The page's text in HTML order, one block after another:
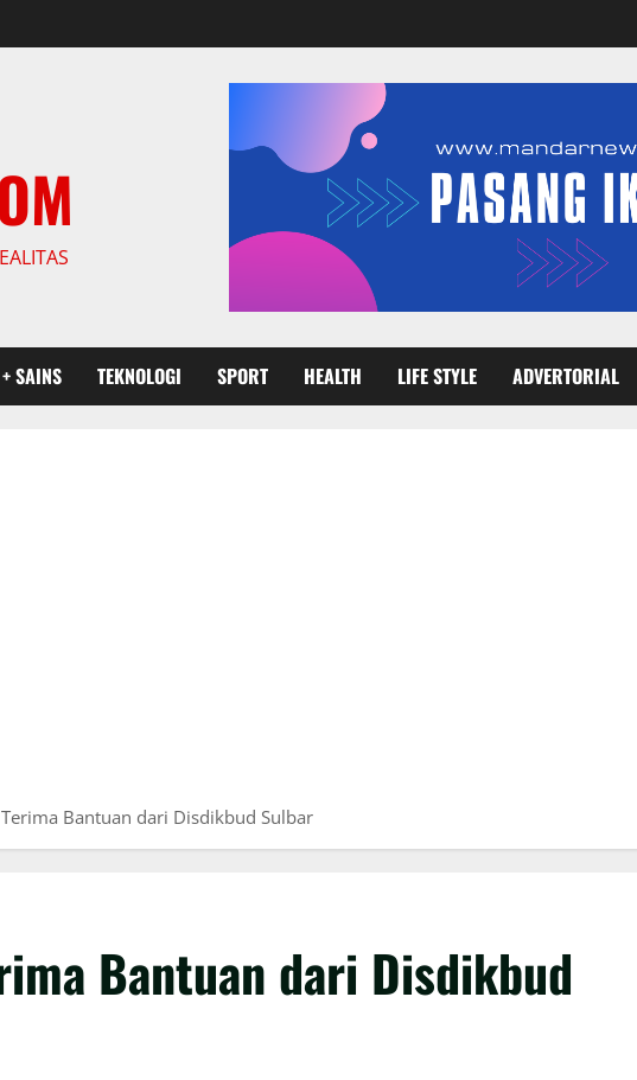
SAINS TEKNOLOGI SPORT HEALTH LIFE STYLE ADVERTORIAL
Bantuan dari Disdikbud Sulbar
Bantuan dari Disdikbud